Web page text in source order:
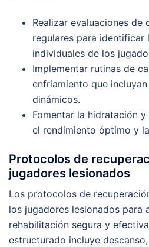
Realizar evaluaciones de
regulares para identificar
individuales de los
Implementar rutinas de
enfriamiento que
dinámicos.
Fomentar la hidratación
el rendimiento óptimo y
Protocolos de
jugadores lesionados
Los protocolos de
los jugadores lesionados para
rehabilitación segura y
estructurado incluye